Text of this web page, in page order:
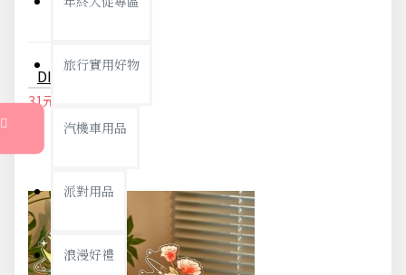
旅行實用好物
汽機車用品
派對用品
浪漫好禮
DIY不織布領帶 父親節禮物 不織布領帶材料包 兒童手工DIY領帶
31元